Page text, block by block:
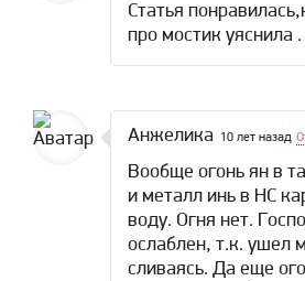
Статья
про мостик уяснила .
Анжелика 10 лет назад
Вообще огонь ян в
и металл инь в НС
воду. Огня нет.
ослаблен, т.к. ушел
сливаясь. Да еще